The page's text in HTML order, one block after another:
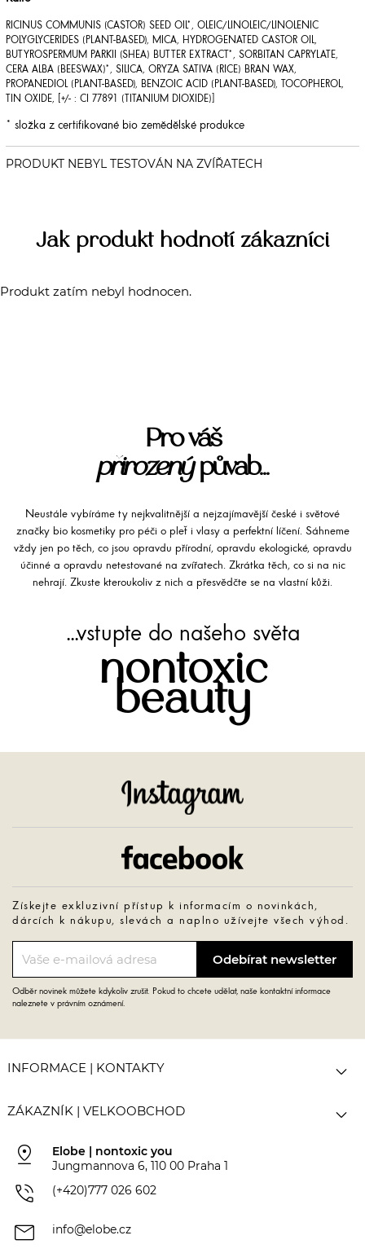
RICINUS COMMUNIS (CASTOR) SEED OIL*, OLEIC/LINOLEIC/LINOLENIC
POLYGLYCERIDES (PLANT-BASED), MICA, HYDROGENATED CASTOR OIL,
BUTYROSPERMUM PARKII (SHEA) BUTTER EXTRACT*, SORBITAN CAPRYLATE,
CERA ALBA (BEESWAX)*, SILICA, ORYZA SATIVA (RICE) BRAN WAX,
PROPANEDIOL (PLANT-BASED), BENZOIC ACID (PLANT-BASED), TOCOPHEROL,
TIN OXIDE, [+/- : CI 77891 (TITANIUM DIOXIDE)]
* složka z certifikované bio zemědělské produkce
Jak produkt hodnotí zákazníci
Produkt zatím nebyl hodnocen.
Pro váš
přirozenýpůvab...
Neustále vybíráme ty nejkvalitnější a nejzajímavější české i světové
značky bio kosmetiky pro péči o pleť i vlasy a perfektní líčení. Sáhneme
vždy jen po těch, co jsou opravdu přírodní, opravdu ekologické, opravdu
účinné a opravdu netestované na zvířatech. Zkrátka těch, co si na nic
nehrají. Zkuste kteroukoliv z nich a přesvědčte se na vlastní kůži.
...vstupte do našeho světa
nontoxic
beauty
Získejte exkluzivní přístup k informacím o novinkách,
dárcích k nákupu, slevách a naplno užívejte všech výhod.
Odběr novinek můžete kdykoliv zrušit. Pokud to chcete udělat, naše kontaktní informace
naleznete v právním oznámení.
INFORMACE | KONTAKTY 
ZÁKAZNÍK | VELKOOBCHOD 
pin_drop
Elobe | nontoxic you
Jungmannova 6, 110 00 Praha 1
phone_in_talk (+420)777 026 602
mail info@elobe.cz